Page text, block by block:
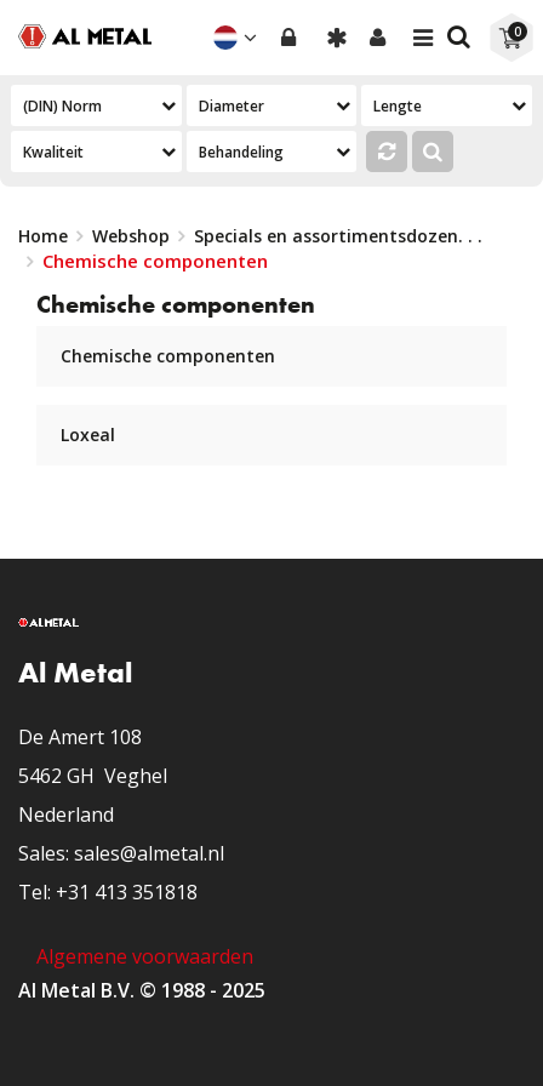
Toggle
Toggle
0
Home Webshop Specials en assortimentsdozen. . .
Chemische componenten
Chemische componenten
Chemische componenten
Loxeal
Al Metal
De Amert 108
5462 GH Veghel
Nederland
​Sales: sales@almetal.nl
​Tel: +31 413 351818
Algemene voorwaarden
Al Metal B.V. © 1988 - 2025